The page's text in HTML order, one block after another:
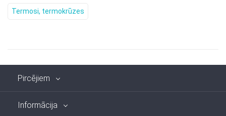
Termosi, termokrūzes
Pircējiem
Informācija